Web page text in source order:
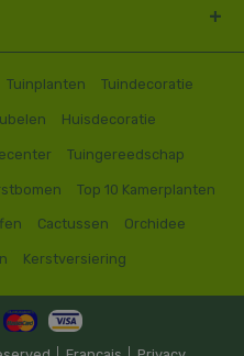
Tuinplanten Tuindecoratie
Huisdecoratie
Tuingereedschap
Top 10 Kamerplanten
Cactussen Orchidee
Kerstversiering